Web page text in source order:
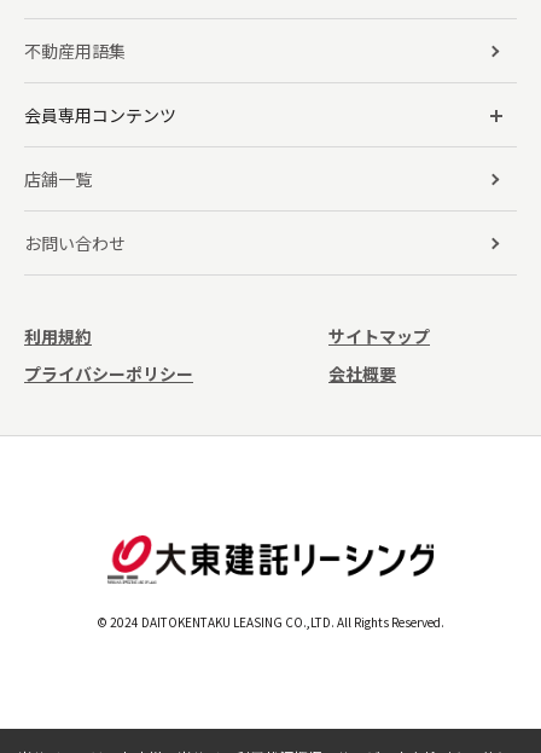
不動産用語集
会員専用コンテンツ
店舗一覧
お問い合わせ
利用規約
サイトマップ
プライバシーポリシー
会社概要
© 2024 DAITOKENTAKU LEASING CO.,LTD. All Rights Reserved.